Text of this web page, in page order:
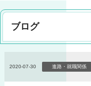
ブログ
2020-07-30 進路・就職関係